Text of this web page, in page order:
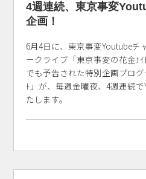
4週連続、東京事変
企画！
6月4日に、東京事変Youtubeチ
ークライブ「東京事変の花金ﾅ
でも予告された特別企画プロ
ﾄ」が、毎週金曜夜、4週連続
たします。